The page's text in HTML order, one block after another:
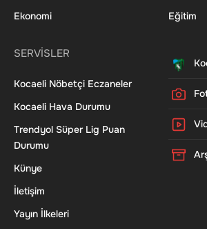
Ekonomi
Eğitim
SERVİSLER
Kocaeli Nöbetçi Eczaneler
Kocaeli Hava Durumu
Trendyol Süper Lig Puan
Durumu
Künye
İletişim
Yayın İlkeleri